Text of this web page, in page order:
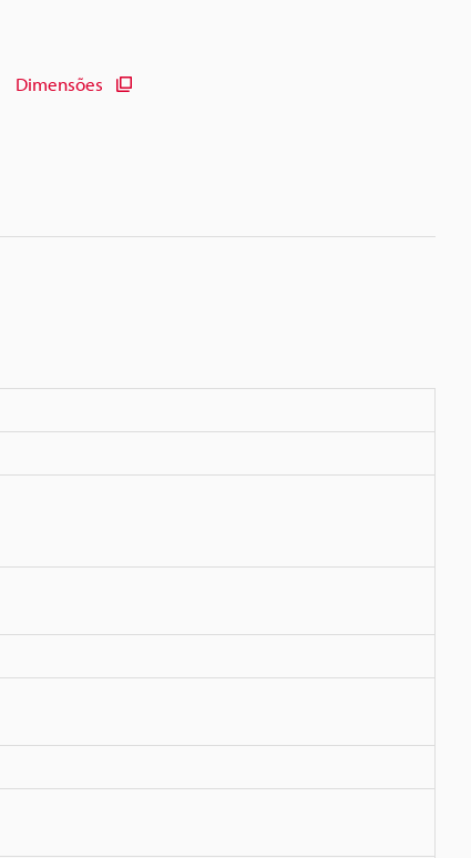
Dimensões